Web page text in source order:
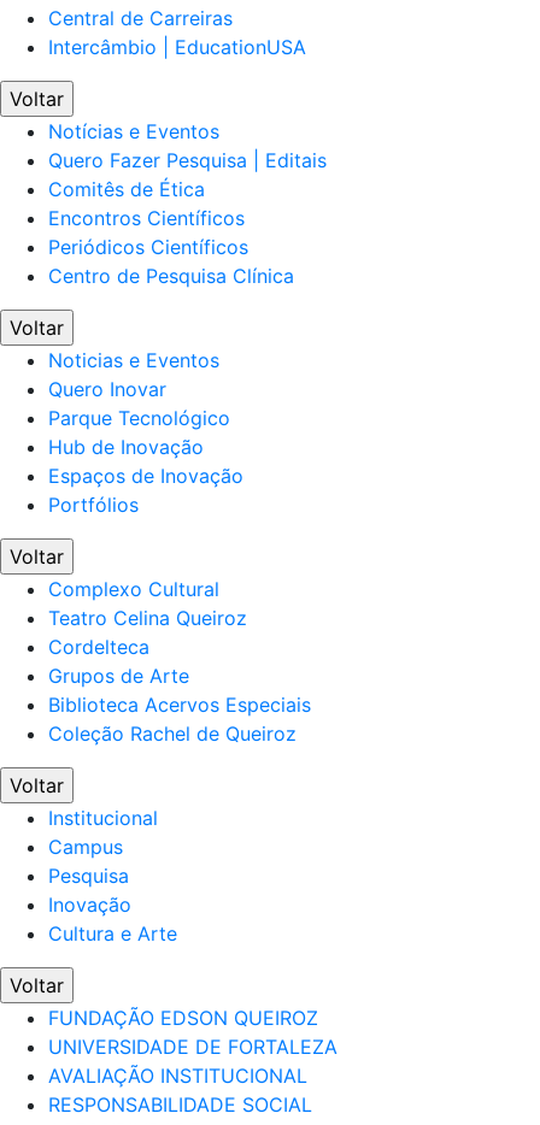
Central de Carreiras
Intercâmbio | EducationUSA
Voltar
Notícias e Eventos
Quero Fazer Pesquisa | Editais
Comitês de Ética
Encontros Científicos
Periódicos Científicos
Centro de Pesquisa Clínica
Voltar
Noticias e Eventos
Quero Inovar
Parque Tecnológico
Hub de Inovação
Espaços de Inovação
Portfólios
Voltar
Complexo Cultural
Teatro Celina Queiroz
Cordelteca
Grupos de Arte
Biblioteca Acervos Especiais
Coleção Rachel de Queiroz
Voltar
Institucional
Campus
Pesquisa
Inovação
Cultura e Arte
Voltar
FUNDAÇÃO EDSON QUEIROZ
UNIVERSIDADE DE FORTALEZA
AVALIAÇÃO INSTITUCIONAL
RESPONSABILIDADE SOCIAL